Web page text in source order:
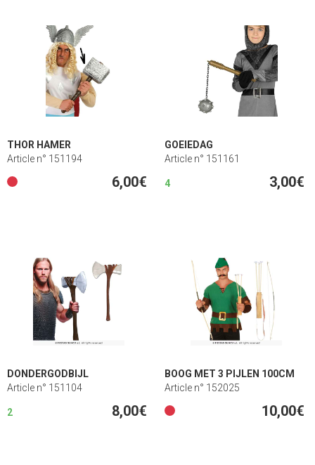
THOR HAMER
Article n° 151194
6,00€
GOEIEDAG
Article n° 151161
4 3,00€
DONDERGODBIJL
Article n° 151104
2 8,00€
BOOG MET 3 PIJLEN 100CM
Article n° 152025
10,00€